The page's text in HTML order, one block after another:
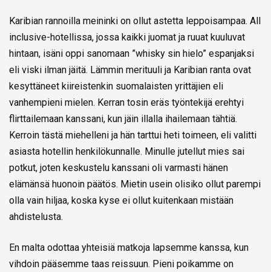
Karibian rannoilla meininki on ollut astetta leppoisampaa. All
inclusive-hotellissa, jossa kaikki juomat ja ruuat kuuluvat
hintaan, isäni oppi sanomaan ”whisky sin hielo” espanjaksi
eli viski ilman jäitä. Lämmin merituuli ja Karibian ranta ovat
kesyttäneet kiireistenkin suomalaisten yrittäjien eli
vanhempieni mielen. Kerran tosin eräs työntekijä erehtyi
flirttailemaan kanssani, kun jäin illalla ihailemaan tähtiä.
Kerroin tästä miehelleni ja hän tarttui heti toimeen, eli valitti
asiasta hotellin henkilökunnalle. Minulle jutellut mies sai
potkut, joten keskustelu kanssani oli varmasti hänen
elämänsä huonoin päätös. Mietin usein olisiko ollut parempi
olla vain hiljaa, koska kyse ei ollut kuitenkaan mistään
ahdistelusta.
En malta odottaa yhteisiä matkoja lapsemme kanssa, kun
vihdoin pääsemme taas reissuun. Pieni poikamme on